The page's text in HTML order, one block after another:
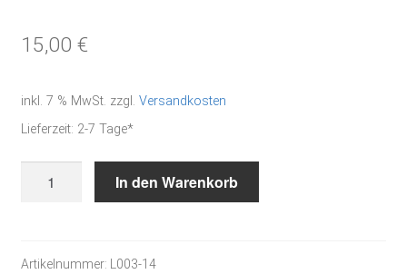
15,00 €
inkl. 7 % MwSt. zzgl. Versandkosten
Lieferzeit: 2-7 Tage*
Menge
In den Warenkorb
Artikelnummer:
L003-14